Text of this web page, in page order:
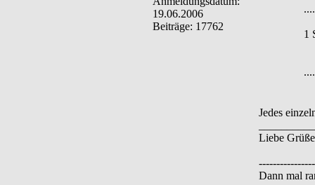
19.06.2006
Beiträge: 17762
1
Jedes
Liebe
Dann mal